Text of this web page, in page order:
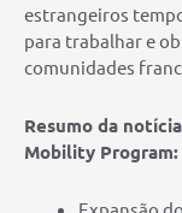
estrangeiros
para trabalhar e
comunidades
Resumo da
Mobility Program: